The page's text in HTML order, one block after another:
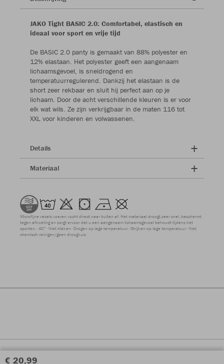
€ 20,99
JAKO Tight BASIC 2.0: Comfortabel, elastisch en
ideaal voor sport en vrije tijd
De BASIC 2.0 panty is gemaakt van 88% polyester en
12% elastaan. Het polyester geeft een aangenaam
lichaamsgevoel, is sneldrogend en
temperatuurregulerend. Dankzij het elastaan is de
short zeer rekbaar en sluit hij perfect aan op je
lichaam. Door de acht verschillende kleuren is er voor
elk wat wils. Ze zijn verkrijgbaar in de maten 116 tot
XXL voor kinderen en volwassenen.
Details
Materiaal
Microfijne vezels voeren vocht direct naar buiten af. Het materiaal droogt zeer snel, beschermt
tegen afkoeling en zorgt ervoor dat u een aangenaam lichaamsgevoel behoudt tijdens het
sporten. 40° Niet bleken Drogen op lage temperatuur Strijken op lage temperatuur Niet
chemisch reinigen/geen droogkuis